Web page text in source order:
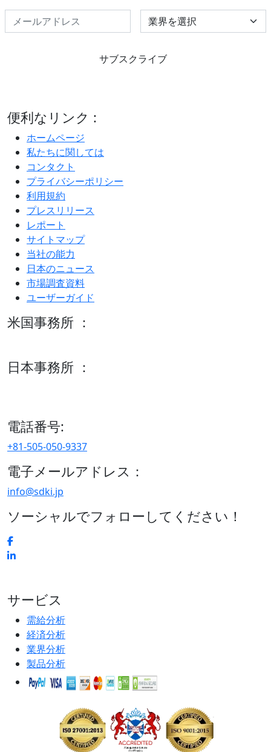
Select Industry
サブスクライブ
便利なリンク :
ホームページ
私たちに関しては
コンタクト
プライバシーポリシー
利用規約
プレスリリース
レポート
サイトマップ
当社の能力
日本のニュース
市場調査資料
ユーザーガイド
米国事務所 ：
日本事務所 ：
電話番号:
+81-505-050-9337
電子メールアドレス：
info@sdki.jp
ソーシャルでフォローしてください！
サービス
需給分析
経済分析
業界分析
製品分析